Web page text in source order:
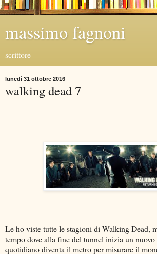
massimo fagnoni
scrittore
lunedì 31 ottobre 2016
walking dead 7
Le ho viste tutte le stagioni di Walking Dead,
tempo dove alla fine del tunnel inizia un
quotidiano diventa il metro per misurare il